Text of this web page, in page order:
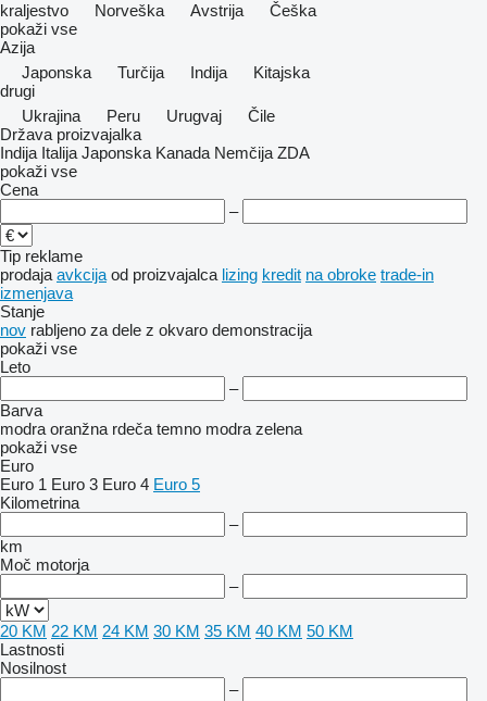
kraljestvo
Norveška Avstrija
Češka
pokaži vse
Azija
Japonska
Turčija Indija
Kitajska
drugi
Ukrajina
Peru Urugvaj
Čile
Država proizvajalka
Indija Italija Japonska Kanada Nemčija ZDA
pokaži vse
Cena
–
Tip reklame
prodaja avkcija od proizvajalca lizing kredit na obroke trade-in
izmenjava
Stanje
nov rabljeno za dele z okvaro demonstracija
pokaži vse
Leto
–
Barva
modra oranžna rdeča temno modra zelena
pokaži vse
Euro
Euro 1 Euro 3 Euro 4 Euro 5
Kilometrina
–
km
Moč motorja
–
20 KM 22 KM 24 KM 30 KM 35 KM 40 KM 50 KM
Lastnosti
Nosilnost
–